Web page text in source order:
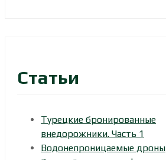
Статьи
Турецкие бронированные
внедорожники. Часть 1
Водонепроницаемые дроны